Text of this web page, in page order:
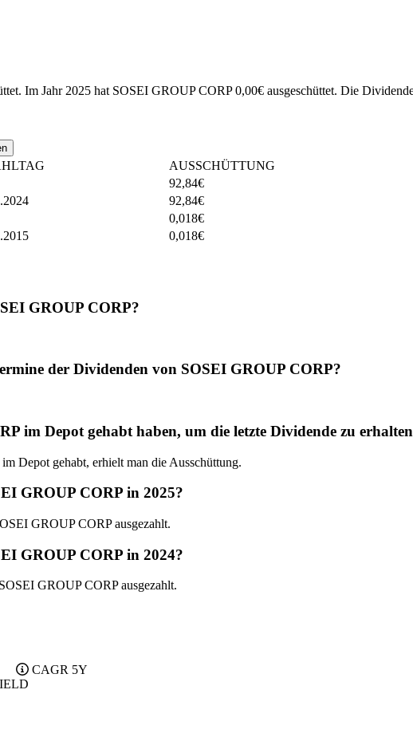
Im Jahr 2025 hat SOSEI GROUP CORP 0,00€ ausgeschüttet. Die
AUSSCHÜTTUNG
92,84€
92,84€
0,018€
0,018€
GROUP CORP?
der Dividenden von SOSEI GROUP CORP?
im Depot gehabt haben, um die letzte Dividende zu
Depot gehabt, erhielt man die Ausschüttung.
GROUP CORP in 2025?
GROUP CORP ausgezahlt.
GROUP CORP in 2024?
GROUP CORP ausgezahlt.
CAGR 5Y